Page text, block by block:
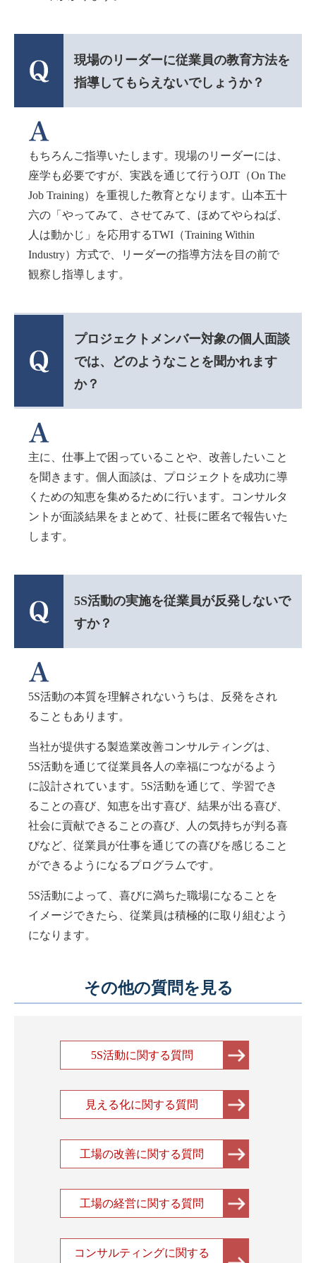
現場のリーダーに従業員の教育方法を
指導してもらえないでしょうか？
もちろんご指導いたします。現場のリーダーには、
座学も必要ですが、実践を通じて行うOJT（On The
Job Training）を重視した教育となります。山本五十
六の「やってみて、させてみて、ほめてやらねば、
人は動かじ」を応用するTWI（Training Within
Industry）方式で、リーダーの指導方法を目の前で
観察し指導します。
プロジェクトメンバー対象の個人面談
では、どのようなことを聞かれます
か？
主に、仕事上で困っていることや、改善したいこと
を聞きます。個人面談は、プロジェクトを成功に導
くための知恵を集めるために行います。コンサルタ
ントが面談結果をまとめて、社長に匿名で報告いた
します。
5S活動の実施を従業員が反発しないで
すか？
5S活動の本質を理解されないうちは、反発をされ
ることもあります。
当社が提供する製造業改善コンサルティングは、
5S活動を通じて従業員各人の幸福につながるよう
に設計されています。5S活動を通じて、学習でき
ることの喜び、知恵を出す喜び、結果が出る喜び、
社会に貢献できることの喜び、人の気持ちが判る喜
びなど、従業員が仕事を通じての喜びを感じること
ができるようになるプログラムです。
5S活動によって、喜びに満ちた職場になることを
イメージできたら、従業員は積極的に取り組むよう
になります。
その他の質問を見る
5S活動に関する質問
見える化に関する質問
工場の改善に関する質問
工場の経営に関する質問
コンサルティングに関する